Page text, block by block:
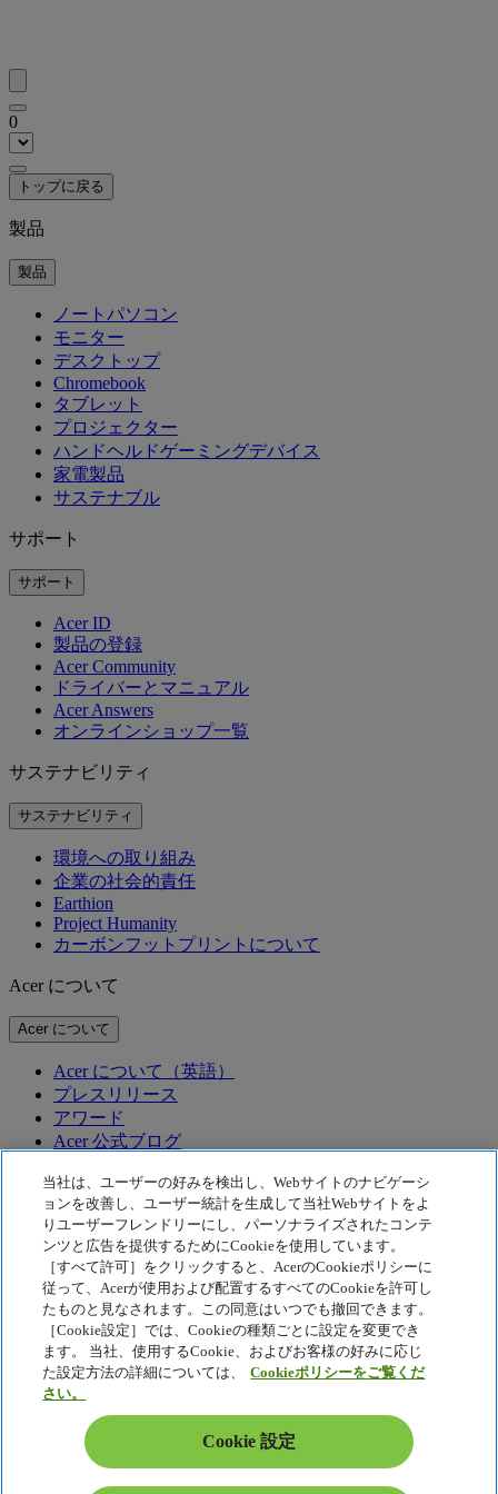
0
トップに戻る
製品
製品
ノートパソコン
モニター
デスクトップ
Chromebook
タブレット
プロジェクター
ハンドヘルドゲーミングデバイス
家電製品
サステナブル
サポート
サポート
Acer ID
製品の登録
Acer Community
ドライバーとマニュアル
Acer Answers
オンラインショップ一覧
サステナビリティ
サステナビリティ
環境への取り組み
企業の社会的責任
Earthion
Project Humanity
カーボンフットプリントについて
Acer について
Acer について
Acer について（英語）
プレスリリース
アワード
Acer 公式ブログ
テクノロジー
テクノロジー
Acer テクノロジー
McAfee
Acer Display Widget
プライバシーポリシー
Cookie ポリシー
法的通知
Acer 法的情報
アクセシビリティポリシー
Cookie 設定
日本 - 日本語
当社は、ユーザーの好みを検出し、Webサイトのナビゲーシ
ョンを改善し、ユーザー統計を生成して当社Webサイトをよ
りユーザーフレンドリーにし、パーソナライズされたコンテ
ンツと広告を提供するためにCookieを使用しています。
［すべて許可］をクリックすると、AcerのCookieポリシーに
従って、Acerが使用および配置するすべてのCookieを許可し
たものと見なされます。この同意はいつでも撤回できます。
［Cookie設定］では、Cookieの種類ごとに設定を変更でき
ます。 当社、使用するCookie、およびお客様の好みに応じ
た設定方法の詳細については、
Cookieポリシーをご覧くだ
さい。
Cookie 設定